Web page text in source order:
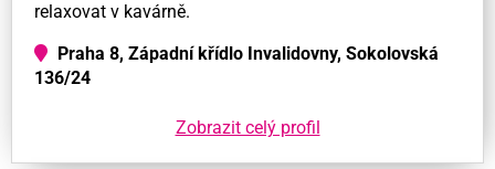
relaxovat v kavárně.
Praha 8, Západní křídlo Invalidovny, Sokolovská
136/24
Zobrazit celý profil